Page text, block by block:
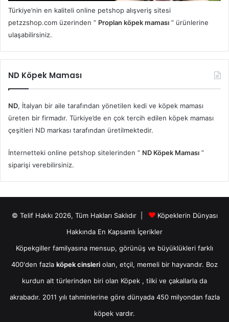
Türkiye’nin en kaliteli online petshop alışveriş sitesi
petzzshop.com üzerinden ” Proplan köpek maması ” ürünlerine
ulaşabilirsiniz.
ND Köpek Maması
ND, İtalyan bir aile tarafından yönetilen kedi ve köpek maması
üreten bir firmadır. Türkiye’de en çok tercih edilen köpek maması
çeşitleri ND markası tarafından üretilmektedir.
İnternetteki online petshop sitelerinden ” ND Köpek Maması ”
siparişi verebilirsiniz.
© Telif Hakkı 2026, Tüm Hakları Saklıdır |
Köpeklerin Dünyası
Hakkında En Kapsamlı İçerikler
Köpekgiller familyasına mensup, görünüş ve büyüklükleri farklı
400'den fazla köpek cinsleri olan, etçil, memeli bir hayvandır. Boz
kurdun alt türlerinden biri olan Köpek , tilki ve çakallarla da
akrabadır. 2011 yılı tahminlerine göre dünyada 450 milyondan fazla
köpek vardır.